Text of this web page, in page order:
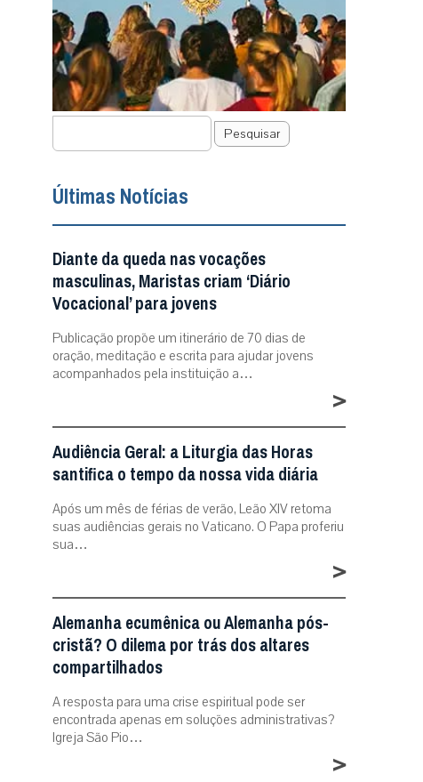
Pesquisar
Últimas Notícias
Diante da queda nas vocações
masculinas, Maristas criam ‘Diário
Vocacional’ para jovens
Publicação propõe um itinerário de 70 dias de
oração, meditação e escrita para ajudar jovens
acompanhados pela instituição a…
>
Audiência Geral: a Liturgia das Horas
santifica o tempo da nossa vida diária
Após um mês de férias de verão, Leão XIV retoma
suas audiências gerais no Vaticano. O Papa proferiu
sua…
>
Alemanha ecumênica ou Alemanha pós-
cristã? O dilema por trás dos altares
compartilhados
A resposta para uma crise espiritual pode ser
encontrada apenas em soluções administrativas?
Igreja São Pio…
>